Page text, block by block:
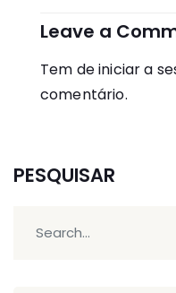
artigos
Leave a
Tem deiniciar a
comentário.
PESQUISAR